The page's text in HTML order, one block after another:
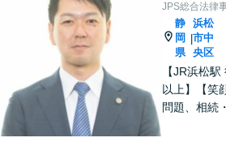
JPS総合法律
静
岡
県
|
浜松
市中
央区
【JR浜松
以上】【笑
問題、相続